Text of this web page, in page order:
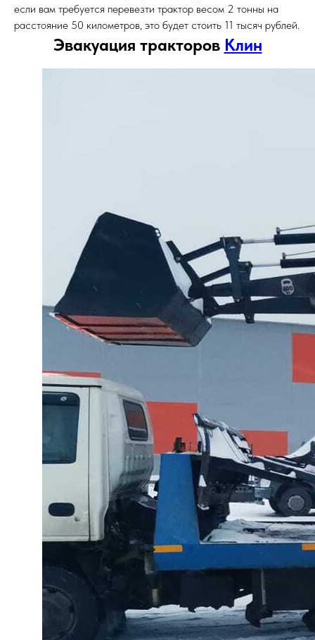
если вам требуется перевезти трактор весом 2 тонны на
расстояние 50 километров, это будет стоить 11 тысяч рублей.
Эвакуация тракторов Клин